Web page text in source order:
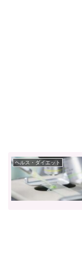
ヘルス・ダイエット